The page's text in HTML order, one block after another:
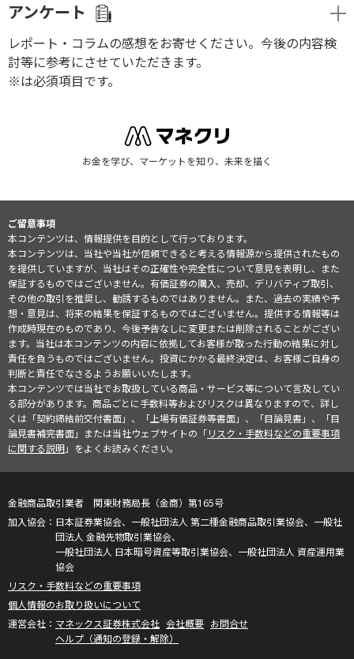
アンケート
レポート・コラムの感想をお寄せください。今後の内容検
討等に参考にさせていただきます。
※は必須項目です。
お金を学び、マーケットを知り、未来を描く
ご留意事項
本コンテンツは、情報提供を目的として行っております。
本コンテンツは、当社や当社が信頼できると考える情報源から提供されたもの
を提供していますが、当社はその正確性や完全性について意見を表明し、また
保証するものではございません。有価証券の購入、売却、デリバティブ取引、
その他の取引を推奨し、勧誘するものではありません。また、過去の実績や予
想・意見は、将来の結果を保証するものではございません。提供する情報等は
作成時現在のものであり、今後予告なしに変更または削除されることがござい
ます。当社は本コンテンツの内容に依拠してお客様が取った行動の結果に対し
責任を負うものではございません。投資にかかる最終決定は、お客様ご自身の
判断と責任でなさるようお願いいたします。
本コンテンツでは当社でお取扱している商品・サービス等について言及してい
る部分があります。商品ごとに手数料等およびリスクは異なりますので、詳し
くは「契約締結前交付書面」、「上場有価証券等書面」、「目論見書」、「目
論見書補完書面」または当社ウェブサイトの「リスク・手数料などの重要事項
に関する説明」をよくお読みください。
金融商品取引業者 関東財務局長（金商）第165号
日本証券業協会、一般社団法人 第二種金融商品取引業協会、一般社
団法人 金融先物取引業協会、
一般社団法人 日本暗号資産等取引業協会、一般社団法人 資産運用業
協会
リスク・手数料などの重要事項
個人情報のお取り扱いについて
マネックス証券株式会社 会社概要 お問合せ
ヘルプ（通知の登録・解除）